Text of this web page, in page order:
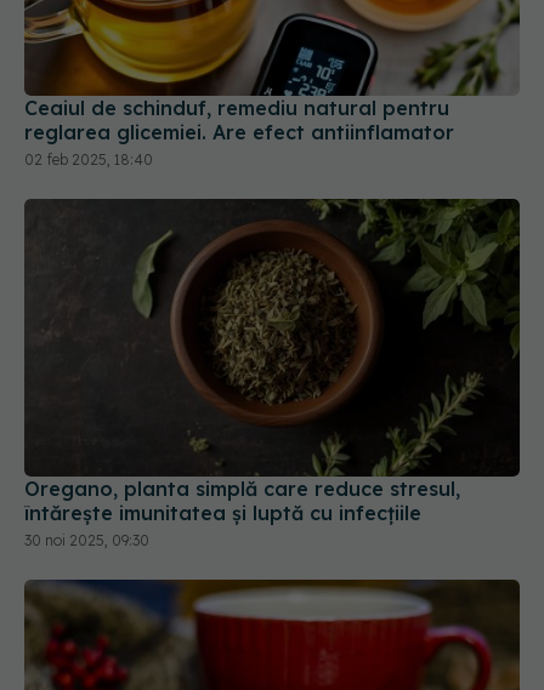
Ceaiul de schinduf, remediu natural pentru
reglarea glicemiei. Are efect antiinflamator
02 feb 2025, 18:40
Oregano, planta simplă care reduce stresul,
întărește imunitatea și luptă cu infecțiile
30 noi 2025, 09:30